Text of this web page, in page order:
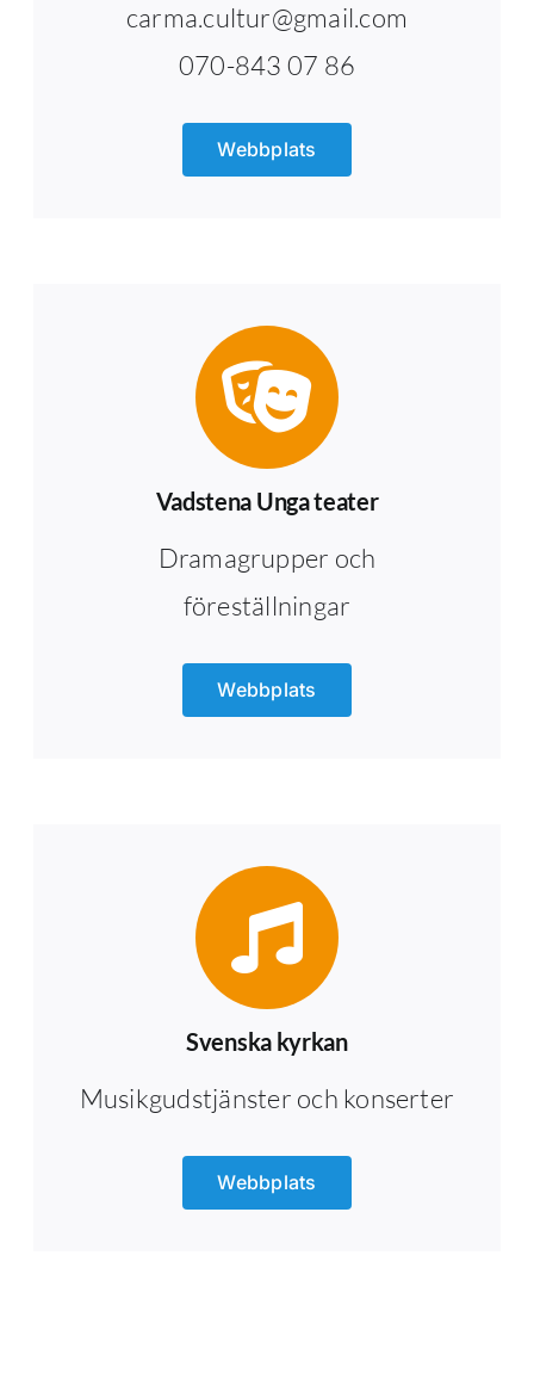
carma.cultur@gmail.com
070-843 07 86
Webbplats
Vadstena Unga teater
Dramagrupper och
föreställningar
Webbplats
Svenska kyrkan
Musikgudstjänster och konserter
Webbplats